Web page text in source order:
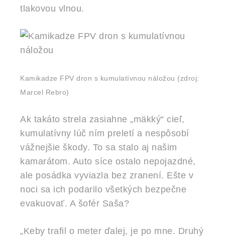
tlakovou vlnou.
Kamikadze FPV dron s kumulatívnou náložou (zdroj:
Marcel Rebro)
Ak takáto strela zasiahne „mäkký“ cieľ,
kumulatívny lúč ním preletí a nespôsobí
vážnejšie škody. To sa stalo aj našim
kamarátom. Auto síce ostalo nepojazdné,
ale posádka vyviazla bez zranení. Ešte v
noci sa ich podarilo všetkých bezpečne
evakuovať. A šofér Saša?
„Keby trafil o meter ďalej, je po mne. Druhý